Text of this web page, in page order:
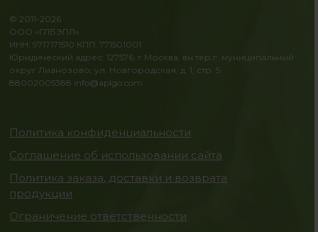
© 2011-2026
ООО «ГЛБЭПЛ»
ИНН: 9717171510 КПП: 771501001
Юридический адрес: 127576, г.Москва, вн.тер.г. муниципальный
округ Лианозово, ул. Новгородская, д. 1, стр. 5
88002005388 info@aplgo.com
Политика конфиденциальности
Соглашение об использовании сайта
Политика заказа, доставки и возврата
продукции
Ограничение ответственности